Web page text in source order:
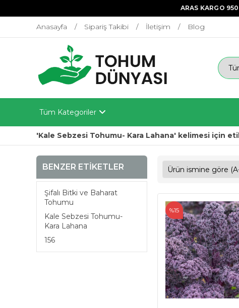
ARAS KARGO
Anasayfa Sipariş Takibi İletişim Blog
Tüm Kategoriler
'Kale Sebzesi Tohumu- Kara Lahana' kelimesi için
BENZER ETIKETLER
Şifalı Bitki ve Baharat
Tohumu
Kale Sebzesi Tohumu-
Kara Lahana
156
%15